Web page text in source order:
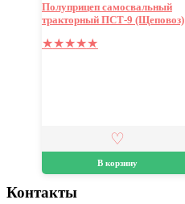
Полуприцеп самосвальный
тракторный ПСТ-9 (Щеповоз)
★★★★★
В корзину
Контакты